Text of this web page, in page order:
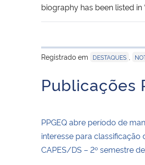
biography has been listed in
Registrado em
DESTAQUES
Publicações
PPGEQ abre período de
interesse para classificação
CAPES/DS – 2º semestre